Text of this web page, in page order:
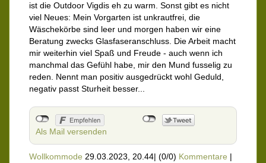
ist die Outdoor Vigdis eh zu warm. Sonst gibt es nicht
viel Neues: Mein Vorgarten ist unkrautfrei, die
Wäschekörbe sind leer und morgen haben wir eine
Beratung zwecks Glasfaseranschluss. Die Arbeit macht
mir weiterhin viel Spaß und Freude - auch wenn ich
manchmal das Gefühl habe, mir den Mund fusselig zu
reden. Nennt man positiv ausgedrückt wohl Geduld,
negativ passt Sturheit besser...
Als Mail versenden
Wollkommode 29.03.2023, 20.44| (0/0) Kommentare |